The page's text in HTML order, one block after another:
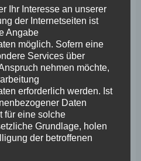
kämpfen, die
und den Online-Handel
und gleichzeitig eine solche
wird. Da wird mit einem
Westfalen und
Doch die Probleme der
ignoriert. Jede
auf deren Struktur nach
der aus dem Mainzer
Ihr Interesse an unserer
der Internetseiten ist
Angabe
möglich. Sofern eine
Services über
nehmen möchte,
erforderlich werden. Ist
Daten
für eine solche
Grundlage, holen
der betroffenen